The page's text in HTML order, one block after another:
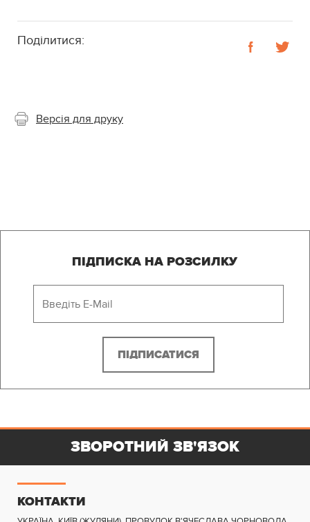
Поділитися:
Версія для друку
ПІДПИСКА НА РОЗСИЛКУ
КОНТАКТИ
ЗВОРОТНИЙ ЗВ'ЯЗОК